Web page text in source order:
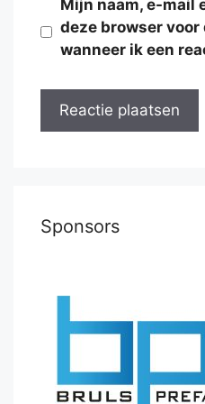
Mijn naam, e-mail
deze browser voor
wanneer ik een
Sponsors